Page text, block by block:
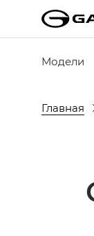
Модели
Главная